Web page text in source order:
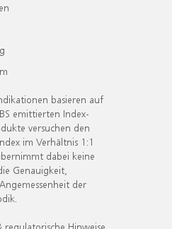
basieren auf
emittierten Index-
versuchen den
im Verhältnis 1:1
dabei keine
Genauigkeit,
der